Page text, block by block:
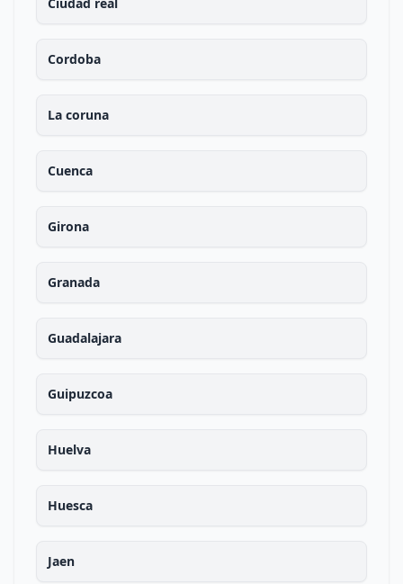
Cordoba
La coruna
Cuenca
Girona
Granada
Guadalajara
Guipuzcoa
Huelva
Huesca
Jaen